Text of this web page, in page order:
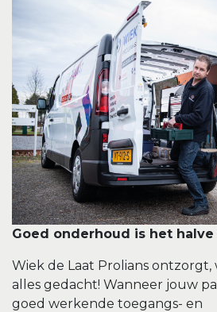
Goed onderhoud is het
Wiek de Laat Prolians ontzorgt,
alles gedacht! Wanneer jouw
goed werkende toegangs- en